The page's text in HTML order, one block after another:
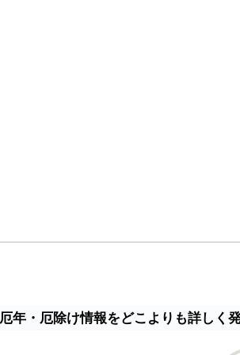
厄年・厄除け情報をどこよりも詳しく